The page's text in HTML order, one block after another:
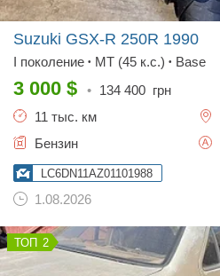
Suzuki GSX-R 250R 1990
I поколение • MT (45 к.с.) • Base
3 000 $ • 134 400 грн
11 тыс. км
Бензин
LC6DN11AZ01101988
1.08.2026
2